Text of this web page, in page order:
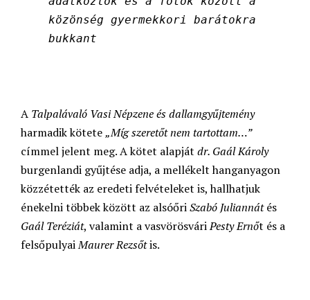
közönség gyermekkori barátokra
bukkant
A Talpalávaló Vasi Népzene és dallamgyűjtemény
harmadik kötete„Míg szeretőt nem tartottam…”
címmel jelent meg. A kötet alapját dr. Gaál Károly
burgenlandi gyűjtése adja, a mellékelt hanganyagon
közzétették az eredeti felvételeket is, hallhatjuk
énekelni többek között az alsóőriSzabó Juliannátés
Gaál Teréziát, valamint a vasvörösváriPesty Ernőt és a
felsőpulyaiMaurer Rezsőtis.